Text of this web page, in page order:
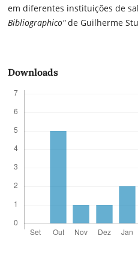
em diferentes instituições de
Bibliographico"de Guilherme
Downloads